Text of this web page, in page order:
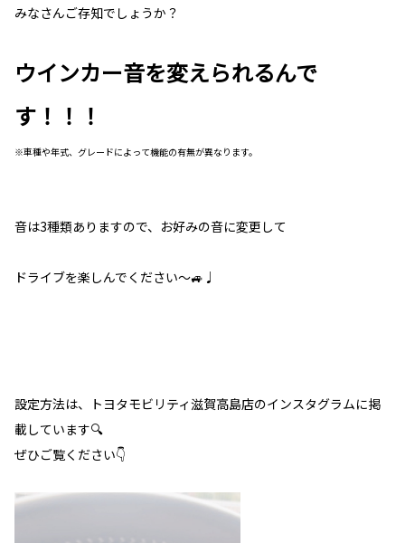
みなさんご存知でしょうか？
ウインカー音を変えられるんで
す！！！
※車種や年式、グレードによって機能の有無が異なります。
音は3種類ありますので、お好みの音に変更して
ドライブを楽しんでください～🚙♩
設定方法は、トヨタモビリティ滋賀高島店のインスタグラムに掲
載しています🔍
ぜひご覧ください👇